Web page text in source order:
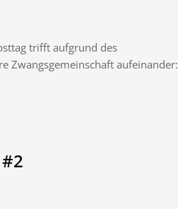
trifft aufgrund des
Zwangsgemeinschaft aufeinander: